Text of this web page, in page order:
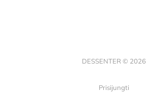
DESSENTER © 2026
Prisijungti